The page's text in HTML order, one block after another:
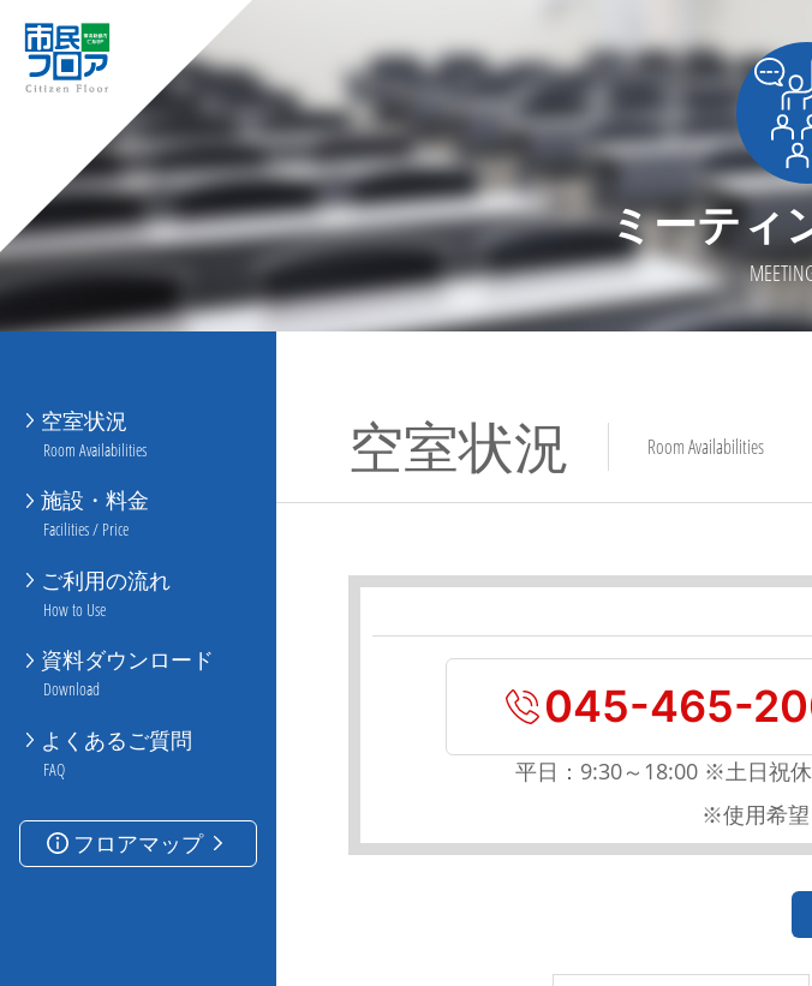
ミーティ
空室状況
Room Availabilities
施設・料金
Facilities / Price
ご利用の流れ
How to Use
資料ダウンロード
Download
よくあるご質問
FAQ
フロアマップ
空室状況 Room Availabilities
045-465-
平日：9:30～18:00 ※土日祝
※使用希望